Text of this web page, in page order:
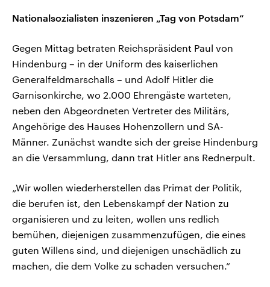
Nationalsozialisten inszenieren „Tag von Potsdam“
Gegen Mittag betraten Reichspräsident Paul von
Hindenburg – in der Uniform des kaiserlichen
Generalfeldmarschalls – und Adolf Hitler die
Garnisonkirche, wo 2.000 Ehrengäste warteten,
neben den Abgeordneten Vertreter des Militärs,
Angehörige des Hauses Hohenzollern und SA-
Männer. Zunächst wandte sich der greise Hindenburg
an die Versammlung, dann trat Hitler ans Rednerpult.
„Wir wollen wiederherstellen das Primat der Politik,
die berufen ist, den Lebenskampf der Nation zu
organisieren und zu leiten, wollen uns redlich
bemühen, diejenigen zusammenzufügen, die eines
guten Willens sind, und diejenigen unschädlich zu
machen, die dem Volke zu schaden versuchen.“